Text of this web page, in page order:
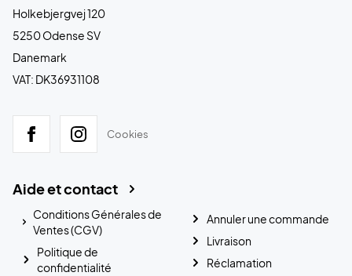
Holkebjergvej 120
5250 Odense SV
Danemark
VAT: DK36931108
Cookies
Aide et contact
Conditions Générales de
Ventes (CGV)
Politique de
confidentialité
Annuler une commande
Livraison
Réclamation